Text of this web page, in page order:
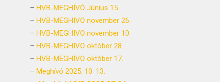
– HVB-MEGHÍVÓ Június 15.
– HVB-MEGHIVO november 26.
– HVB-MEGHIVO november 10.
– HVB-MEGHIVO október 28.
– HVB-MEGHIVO október 17.
– Meghívó 2025. 10. 13.